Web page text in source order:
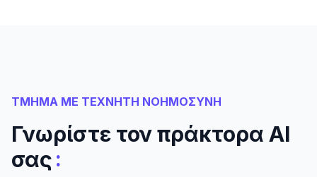
ΤΜΗΜΑ ΜΕ ΤΕΧΝΗΤΗ ΝΟΗΜΟΣΥΝΗ
Γνωρίστε τον πράκτορα AI
σας: